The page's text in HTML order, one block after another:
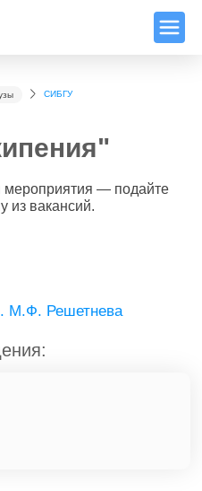
СИБГУ
мероприятия — подайте
из вакансий.
М.Ф. Решетнева